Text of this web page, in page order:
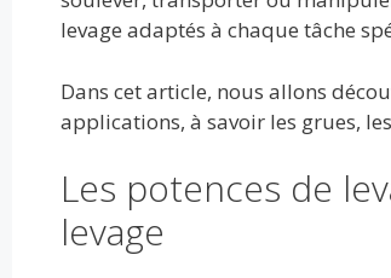
b
o
k
er l di bl e
n
levage adaptés à chaque tâche
Dans cet article, nous allons
applications, à savoir les grues,
Les potences de
levage